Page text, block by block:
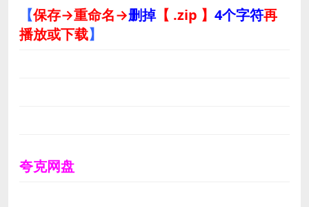
【保存→重命名→删掉【 .zip 】 4个字符再
播放或下载】
夸克网盘